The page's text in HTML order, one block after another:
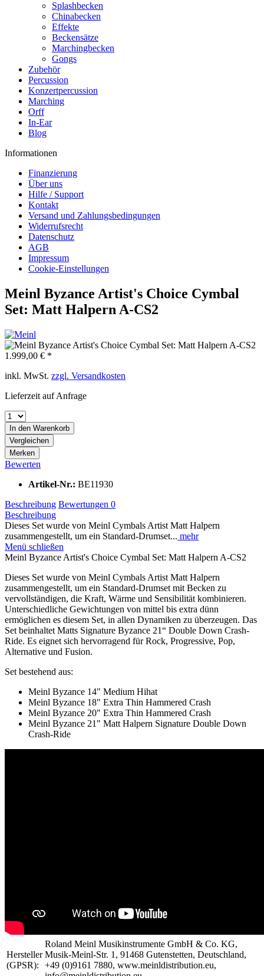
Splashbecken
Chinabecken
Effekte
Beckensätze
Marchingbecken
Gongs
Zubehör
Percussion
Konzertpercussion
Marching
Orff
In-Ear
Blog
Informationen
Finanzierung
Über uns
Hilfe / Support
Kontakt
Versand und Zahlungsbedingungen
Widerrufsrecht
Datenschutz
AGB
Impressum
Cookie-Einstellungen
Meinl Byzance Artist's Choice Cymbal
Set: Matt Halpern A-CS2
1.999,00 € *
inkl. MwSt. zzgl. Versandkosten
Lieferzeit auf Anfrage
In den Warenkorb
Vergleichen
Merken
Bewerten
Artikel-Nr.: BE11930
Beschreibung Bewertungen 0
Beschreibung
Dieses Set wurde von Meinl Cymbals Artist Matt Halpern
zusammengestellt, um ein Standard-Drumset... mehr
Menü schließen
Meinl Byzance Artist's Choice Cymbal Set: Matt Halpern A-CS2
Dieses Set wurde von Meinl Cymbals Artist Matt Halpern
zusammengestellt, um ein Standard-Drumset mit Becken zu
vervollständigen, die Kraft, Wärme und Sensibilität kombinieren.
Unterschiedliche Gewichtungen von mittel bis extra dünn
ermöglichen es diesem Set, in allen Dynamiken zu überzeugen. Das
Set beinhaltet Matts Signature Byzance 21“ Double Down Crash-
Ride. Es eignet sich hervorragend für Rock, Progressive, Pop,
Alternative und Fusion.
Set bestehend aus:
Meinl Byzance 14" Medium Hihat
Meinl Byzance 18" Extra Thin Hammered Crash
Meinl Byzance 20" Extra Thin Hammered Crash
Meinl Byzance 21" Matt Halpern Signature Double Down
Crash-Ride
Hersteller
(GPSR):
Roland Meinl Musikinstrumente GmbH & Co. KG,
Musik-Meinl-Str. 1, 91468 Gutenstetten, Deutschland,
+49 (0)9161 7880, www.meinldistribution.eu,